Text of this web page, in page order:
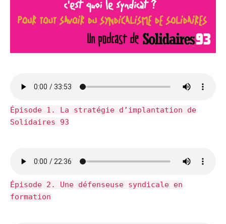
Épisode 1. La stratégie d’implantation de
Solidaires 93
Épisode 2. Une défenseuse syndicale en
formation